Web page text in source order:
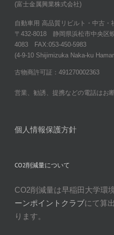
(富士金属興業株式会社)
自動車用 高品質リビルト・中古
〒432-8018 静岡県浜松市中央区
4083 FAX:053-450-5983
(4-9-10 Shijimizuka Naka-ku
古物商許可証：491270002363
営業、勧誘、提携などの電話はお
個人情報保護方針
CO2削減量について
CO2削減量は早稲田大学環
ーンポイントクラブにて算
ります。